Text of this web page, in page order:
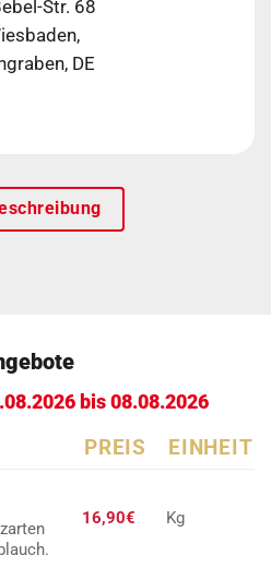
Str. 68
DE
bis 08.08.2026
PREIS EINHEIT
16,90€ Kg